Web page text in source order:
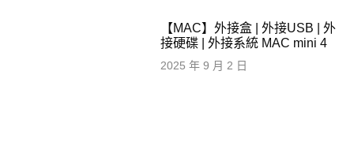
【MAC】外接盒 | 外接USB | 外
接硬碟 | 外接系統 MAC mini 4
2025 年 9 月 2 日